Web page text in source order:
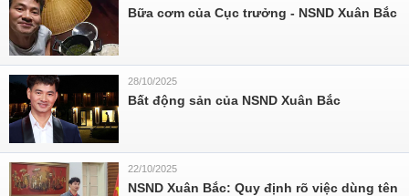
Bữa cơm của Cục trưởng - NSND Xuân Bắc
28/10/2025
Bất động sản của NSND Xuân Bắc
22/10/2025
NSND Xuân Bắc: Quy định rõ việc dùng tên